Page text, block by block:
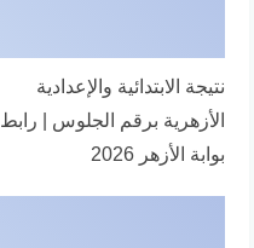
نتيجة الابتدائية والإعدادية
الأزهرية برقم الجلوس | رابط
بوابة الأزهر 2026